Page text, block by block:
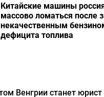
Китайские машины
массово ломаться после
некачественным
дефицита топлива